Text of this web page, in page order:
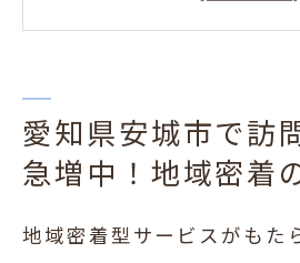
安城市で働くメリットと
未経験から始める訪問介護
未経験者歓迎の企業を
愛知県安城市で訪
急増中！地域密着
地域密着型サービスがもた